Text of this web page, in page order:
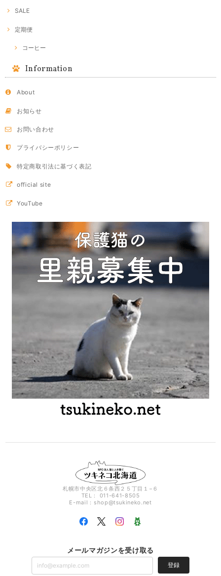
SALE
定期便
コーヒー
Information
About
お知らせ
お問い合わせ
プライバシーポリシー
特定商取引法に基づく表記
official site
YouTube
札幌市中央区北６条西２５丁目１−６
TEL： 011-641-8505
E-mail： shop@tsukineko.net
メールマガジンを受け取る
登録